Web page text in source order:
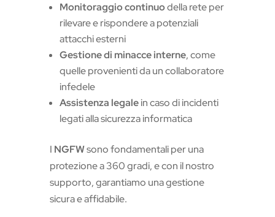
Monitoraggio continuodella rete per
rilevare e rispondere a potenziali
attacchi esterni
Gestione di minacce interne, come
quelle provenienti da un collaboratore
infedele
Assistenza legalein caso di incidenti
legati alla sicurezza informatica
I NGFWsono fondamentali per una
protezione a 360 gradi, e con il nostro
supporto, garantiamo una gestione
sicura e affidabile.